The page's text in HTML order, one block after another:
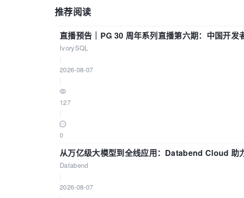
推荐阅读
直播预告｜PG 30 周年系列直播第六期：中国开
IvorySQL
2026-08-07
127
0
从万亿级大模型到全线应用：Databend Cloud 助
Databend
2026-08-07